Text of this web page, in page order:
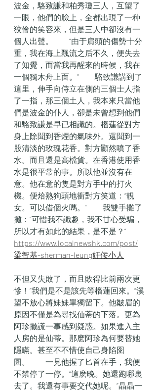
波金，駱致謙和柏秀瓊三人，互望了
一眼，他們的臉上，全都出現了一种
狡儈的笑容來，但是三人中卻沒有一
個人出聲。　　“由于肩頭的傷勢十分
重，我在海上飄流之后不久，便失去
了知覺，而當我再醒來的時候，我在
一個獨木舟上面。”　　駱致謙講到了
這里，伸手向侍立在側的三個士人指
了一指，那三個土人，我本來只當他
們是波金的仆人，卻是未曾想到他們
和駱致謙是早已相識的。榴蓮從對方
身上除聞到香煙的氣味外。還聞到一
股清淡的玫瑰花香。對方顯然噴了香
水。而且還是高檔貨。在香港使用香
水是很平常的事。所以他並沒有在
意。他在意的隻是對方手中的打火
機。便烚熟狗頭地衝對方笑道：“靚
女。可以借個火嗎。”　　我雙手攤了
攤：“可惜我不識趣，我不甘心受騙，
所以才有如此的結果，是不是？”
https://www.localnewshk.com/post/
梁智基-sherman-leung奸佞小人
不但又失敗了，而且敗得比前兩次更
慘！“我們是不是該先等榴蓮回來。”溪
望不放心將妹妹單獨留下。他皺眉的
原因不僅是為尋找仙蒂的下落。更為
阿珍撒謊一事感到疑惑。如果進入主
人房的是仙蒂。那麽阿珍為何要替她
隱瞞。甚至不不惜使自己身陷囹
圄。　　一見他握了匕首在手，我便
不禁停了一停。“這麽晚。她還跑哪裏
去了。我還有事要交代她呢。”晶晶一